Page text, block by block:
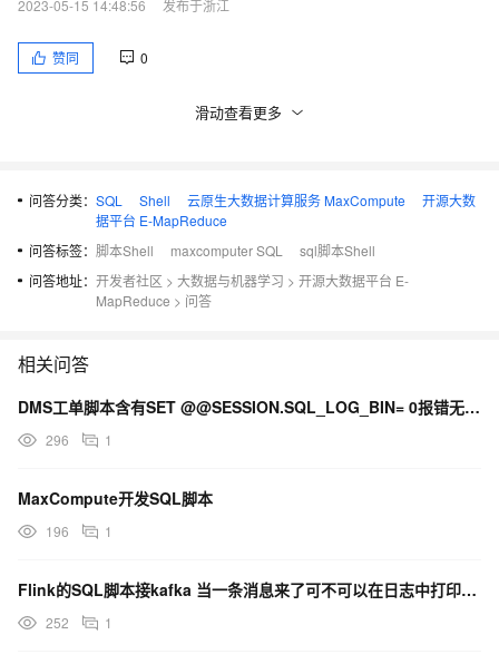
2023-05-15 14:48:56
发布于浙江
赞同 0
滑动查看更多
问答分类： SQL Shell 云原生大数据计算服务 MaxCompute
开源大数
据平台 E-MapReduce
问答标签： 脚本Shell maxcomputer SQL
sql脚本Shell
问答地址： 开发者社区 > 大数据与机器学习 > 开源大数据平台 E-
MapReduce > 问答
相关问答
DMS工单脚本含有SET @@SESSION.SQL_LOG_BIN= 0报错无权限
296 1
MaxCompute开发SQL脚本
196 1
Flink的SQL脚本接kafka 当一条消息来了可不可以在日志中打印出来？
252 1